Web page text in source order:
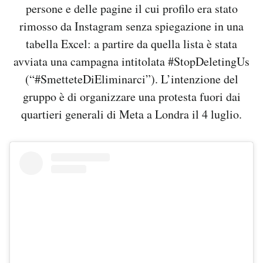
persone e delle pagine il cui profilo era stato
rimosso da Instagram senza spiegazione in una
tabella Excel: a partire da quella lista è stata
avviata una campagna intitolata #StopDeletingUs
(“#SmetteteDiEliminarci”). L’intenzione del
gruppo è di organizzare una protesta fuori dai
quartieri generali di Meta a Londra il 4 luglio.